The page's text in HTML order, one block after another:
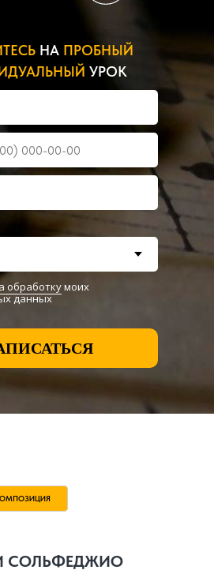
обработкумоих
данных
НА ПРОБНЫЙ
УРОК
СОЛЬФЕДЖИО